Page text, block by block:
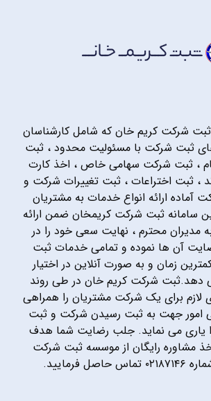
شرکت کریم خان که شامل کارشناسان
ثبت شرکت با مسئولیت محدود ، ثبت
، ثبت شرکت سهامی خاص ، اخذ کارت
، ثبت اختراعات ، ثبت تغییرات شرکت و
آماده ارائه انواع خدمات به مشتریان
سامانه ثبت شرکت کریمخان ضمن ارائه
مدیران محترم ، نهایت سعی خود را در
آن ها نموده و تمامی خدمات ثبت
زمان و به صورت آنلاین در اختیار
دهد.ثبت شرکت کریم خان در طی روند
لازم برای یک شرکت مشتریان را همراهی
امور جهت به ثبت رسیدن شرکت و ثبت
یاری می نماید. جلب رضایت شما هدف
مشاوره رایگان از موسسه ثبت شرکت
فرمایید.